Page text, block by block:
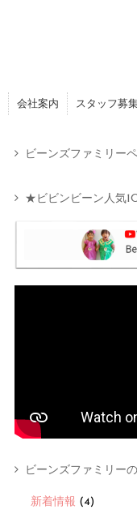
会社案内 スタッフ募
ビーンズファミリー
★ビビンビーン人気
ビーンズファミリー
新着情報 (4)